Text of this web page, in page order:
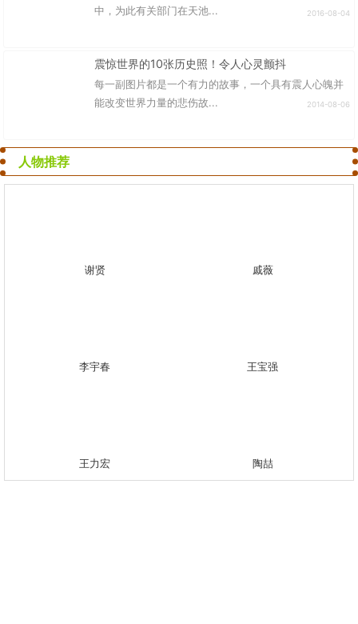
中，为此有关部门在天池...
2016-08-04
震惊世界的10张历史照！令人心灵颤抖
每一副图片都是一个有力的故事，一个具有震人心魄并
能改变世界力量的悲伤故...
2014-08-06
人物推荐
谢贤 戚薇
李宇春 王宝强
王力宏 陶喆